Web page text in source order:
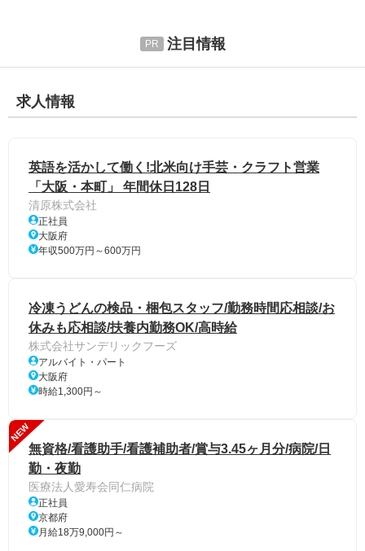
注目情報
求人情報
英語を活かして働く!北米向け手芸・クラフト営業
「大阪・本町」 年間休日128日
清原株式会社
正社員
大阪府
年収500万円～600万円
冷凍うどんの検品・梱包スタッフ/勤務時間応相談/お
休みも応相談/扶養内勤務OK/高時給
株式会社サンデリックフーズ
アルバイト・パート
大阪府
時給1,300円～
NEW
無資格/看護助手/看護補助者/賞与3.45ヶ月分/病院/日
勤・夜勤
医療法人愛寿会同仁病院
正社員
京都府
月給18万9,000円～